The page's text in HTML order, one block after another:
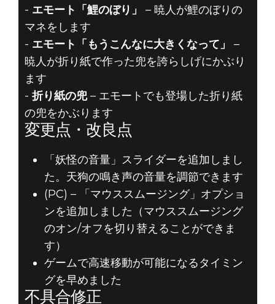
- エモート「鯉のぼり」
– 暁人が鯉のぼりの
マネをします
- エモート「もうこんなに大きくなって」
–
暁人が折り紙で作った兜を誇らしげにかぶり
ます
- 折り紙の兜– エモートでも登場した折り紙
の兜をかぶります
変更点・改良点
「妖怪の音量」スライダーを追加しまし
た。天狗の鳴き声の音量を調節できます
(PC) – 「マウススムージング」オプショ
ンを追加しました（マウススムージング
のオン/オフを切り替えることができま
す）
ゲームで高速移動が可能になるタイミン
グを早めました
不具合修正